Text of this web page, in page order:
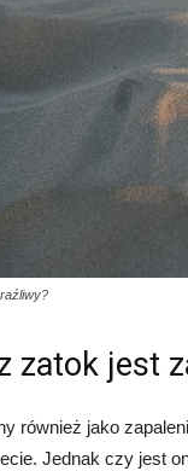
zatok jest
również jako
Jednak czy jest